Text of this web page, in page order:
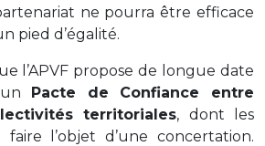
ne pourra être efficace
pied d’égalité.
l’APVF propose de longue date
Pacte de Confiance entre
territoriales, dont les
l’objet d’une concertation.